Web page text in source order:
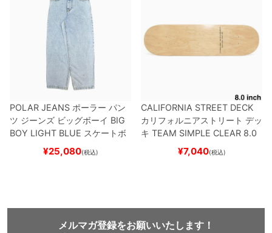
POLAR JEANS ポーラー パン
ツ ジーンズ ビッグボーイ BIG
BOY LIGHT BLUE スケートボ
ード スケボー
¥25,080(税込)
CALIFORNIA STREET DECK
カリフォルニアストリート デッ
キ TEAM SIMPLE CLEAR 8.0
ブランク（DSM）
ード スケボー
¥7,040(税込)
メルマガ登録をお願いいたします！